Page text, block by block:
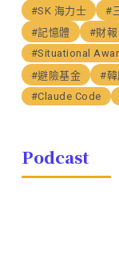
#SK 海力士
#
#記憶體
#財報
#Situational
#避險基金
#韓
#Claude Code
Podcast